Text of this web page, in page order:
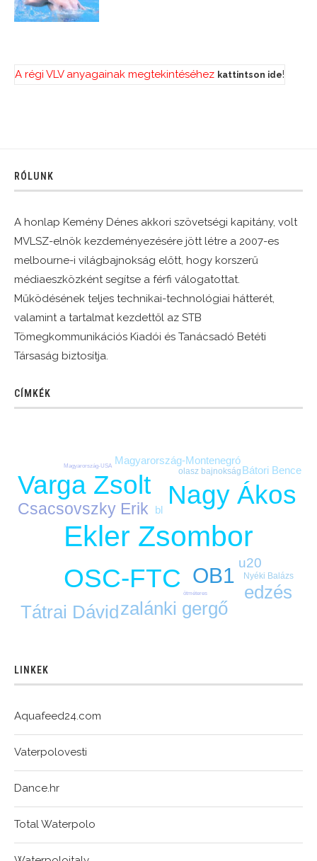
A régi VLV anyagainak megtekintéséhez kattintson ide!
RÓLUNK
A honlap Kemény Dénes akkori szövetségi kapitány, volt
MVLSZ-elnök kezdeményezésére jött létre a 2007-es
melbourne-i világbajnokság előtt, hogy korszerű
médiaeszközként segítse a férfi válogatottat.
Működésének teljes technikai-technológiai hátterét,
valamint a tartalmat kezdettől az STB
Tömegkommunikációs Kiadói és Tanácsadó Betéti
Társaság biztosítja.
CÍMKÉK
Ekler Zsombor
Nagy Ákos
OSC-FTC
Varga Zsolt
OB1
edzés
Tátrai Dávidzalánki gergő
Csacsovszky Erik
u20
bl
Bátori Bence
Magyarország-Montenegró
Nyéki Balázs
olasz bajnokság
Magyarország-USA
ötméteres
LINKEK
Aquafeed24.com
Vaterpolovesti
Dance.hr
Total Waterpolo